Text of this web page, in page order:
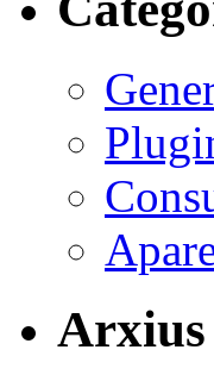
Arxius